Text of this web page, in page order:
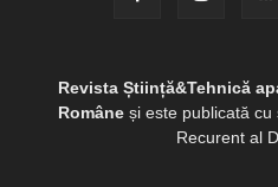
Revista Știință&Tehnică
Româneși este publicată cu
Recurent al